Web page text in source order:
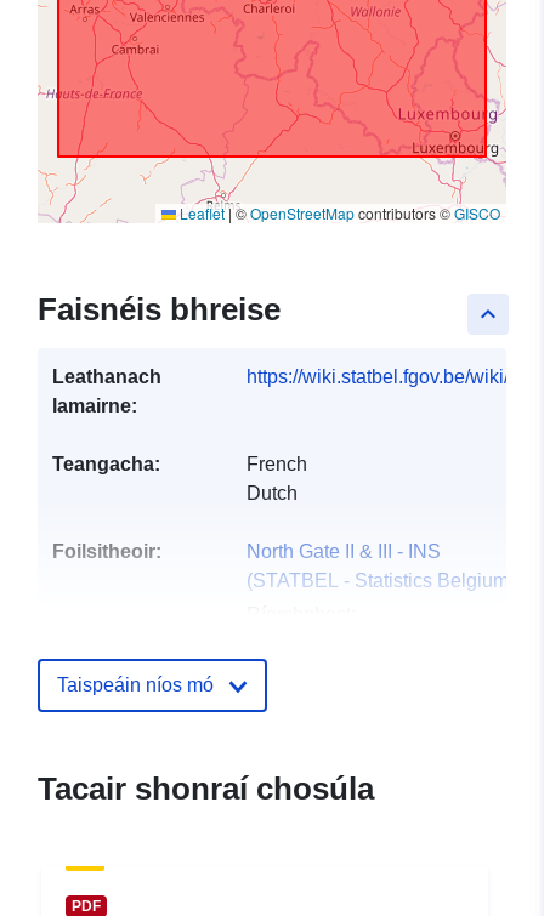
Leaflet|©OpenStreetMapcontributors ©GISCO
keyboard_arrow_up
Faisnéis bhreise
Leathanach
lamairne:
https://wiki.statbel.fgov.be/wiki/
Teangacha:
French
Dutch
Foilsitheoir:
North Gate II & III - INS
(STATBEL - Statistics Belgium)
https://statbel.fgov.be/
Statistiek - Statistics Belgium)
Taispeáin níos mó
Tacair shonraí chosúla
PDF